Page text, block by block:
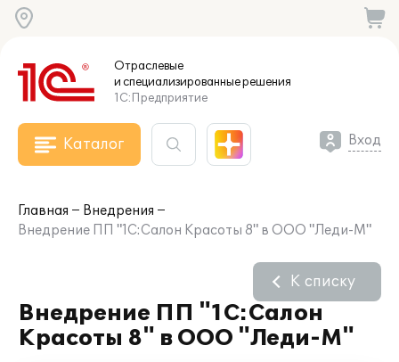
Отраслевые
и специализированныерешения
1С:Предприятие
Каталог Вход
Главная
Внедрения
Внедрение ПП "1С:Салон Красоты 8" в ООО "Леди-М"
Внедрение ПП "1С:Салон
Красоты 8" в ООО "Леди-М"
К списку